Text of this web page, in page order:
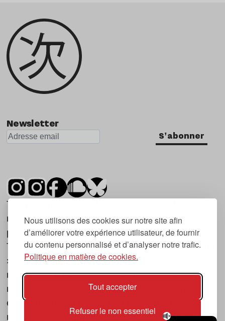
Nous utilisons des cookies sur notre site afin
d’améliorer votre expérience utilisateur, de fournir
du contenu personnalisé et d’analyser notre trafic.
Politique en matière de cookies.
Tout accepter
Refuser le non essentiel
Newsletter
S'abonner
Tsugi est un mensuel indépendant sur la
musique et les nouvelles tendances, dont la
première parution date de 2007.
Tsugi en japonais signifie « prochain », « suivant
», ce qui correspond à la thématique du
magazine, à l’affût des nouvelles tendances
musicales, qu’elles viennent de la musique
électronique, du rock ou du hip hop, et des
nouveaux phénomènes de société liés à la